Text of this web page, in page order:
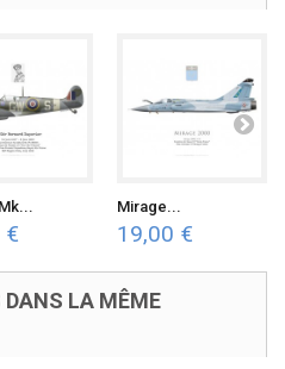
€
Mirage...
19,00 €
DANS LA MÊME